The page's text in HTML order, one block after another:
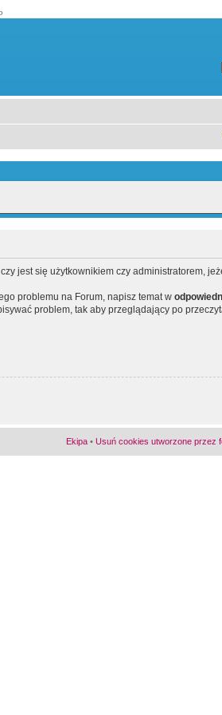
jest się użytkownikiem czy administratorem,
problemu na Forum, napisz temat w
problem, tak aby przeglądający po
Ekipa • Usuń cookies utworzone przez